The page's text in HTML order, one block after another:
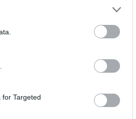
Targeted